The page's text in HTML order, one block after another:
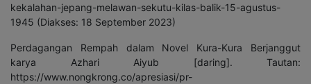
kekalahan-jepang-melawan-sekutu-kilas-balik-15-agustus-
1945 (Diakses: 18 September 2023)
Perdagangan Rempah dalam Novel Kura-Kura Berjanggut
karya Azhari Aiyub [daring]. Tautan:
https://www.nongkrong.co/apresiasi/pr-